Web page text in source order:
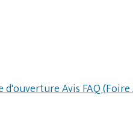
d'ouvertureAvisFAQ